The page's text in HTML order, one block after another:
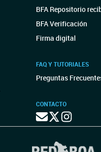
BFA Repositorio
BFA Verificación
Firma digital
FAQ Y TUTORIALES
Preguntas
CONTACTO